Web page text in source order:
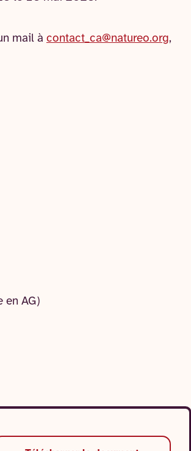
mail à contact_ca@natureo.org,
en AG)